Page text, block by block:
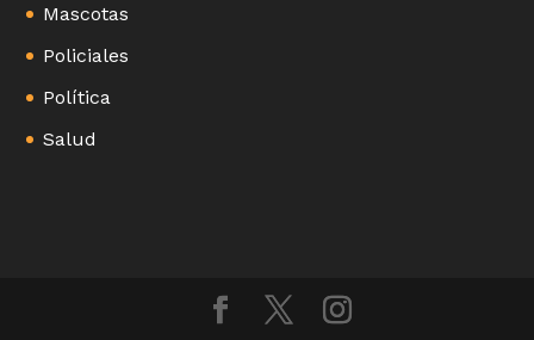
Mascotas
Policiales
Política
Salud